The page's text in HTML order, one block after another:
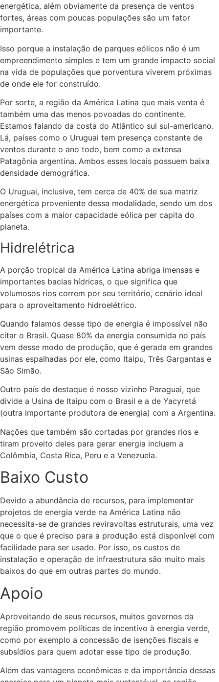
energética, além obviamente da presença de ventos
fortes, áreas com poucas populações são um fator
importante.
Isso porque a instalação de parques eólicos não é um
empreendimento simples e tem um grande impacto social
na vida de populações que porventura viverem próximas
de onde ele for construído.
Por sorte, a região da América Latina que mais venta é
também uma das menos povoadas do continente.
Estamos falando da costa do Atlântico sul sul-americano.
Lá, países como o Uruguai tem presença constante de
ventos durante o ano todo, bem como a extensa
Patagônia argentina. Ambos esses locais possuem baixa
densidade demográfica.
O Uruguai, inclusive, tem cerca de 40% de sua matriz
energética proveniente dessa modalidade, sendo um dos
países com a maior capacidade eólica per capita do
planeta.
Hidrelétrica
A porção tropical da América Latina abriga imensas e
importantes bacias hídricas, o que significa que
volumosos rios correm por seu território, cenário ideal
para o aproveitamento hidroelétrico.
Quando falamos desse tipo de energia é impossível não
citar o Brasil. Quase 80% da energia consumida no país
vem desse modo de produção, que é gerada em grandes
usinas espalhadas por ele, como Itaipu, Três Gargantas e
São Simão.
Outro país de destaque é nosso vizinho Paraguai, que
divide a Usina de Itaipu com o Brasil e a de Yacyretá
(outra importante produtora de energia) com a Argentina.
Nações que também são cortadas por grandes rios e
tiram proveito deles para gerar energia incluem a
Colômbia, Costa Rica, Peru e a Venezuela.
Baixo Custo
Devido a abundância de recursos, para implementar
projetos de energia verde na América Latina não
necessita-se de grandes reviravoltas estruturais, uma vez
que o que é preciso para a produção está disponível com
facilidade para ser usado. Por isso, os custos de
instalação e operação de infraestrutura são muito mais
baixos do que em outras partes do mundo.
Apoio
Aproveitando de seus recursos, muitos governos da
região promovem políticas de incentivo à energia verde,
como por exemplo a concessão de isenções fiscais e
subsídios para quem adotar esse tipo de produção.
Além das vantagens econômicas e da importância dessas